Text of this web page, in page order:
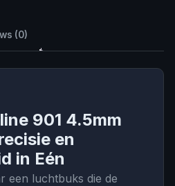
(0)
901 4.5mm
en
in Eén
een luchtbuks die de